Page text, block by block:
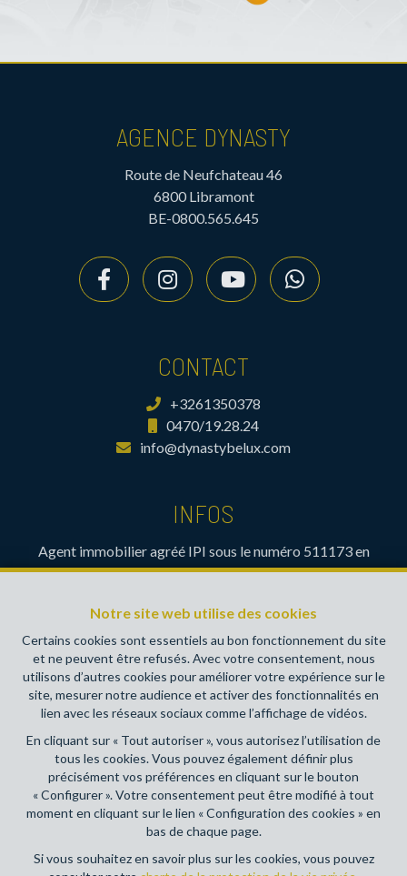
Notre site web utilise des cookies
Certains cookies sont essentiels au bon fonctionnement du site
et ne peuvent être refusés. Avec votre consentement, nous
utilisons d’autres cookies pour améliorer votre expérience sur le
site, mesurer notre audience et activer des fonctionnalités en
lien avec les réseaux sociaux comme l’affichage de vidéos.
En cliquant sur « Tout autoriser », vous autorisez l’utilisation de
tous les cookies. Vous pouvez également définir plus
précisément vos préférences en cliquant sur le bouton
« Configurer ». Votre consentement peut être modifié à tout
moment en cliquant sur le lien « Configuration des cookies » en
bas de chaque page.
Si vous souhaitez en savoir plus sur les cookies, vous pouvez
AGENCE DYNASTY
Route de Neufchateau 46
6800 Libramont
BE-0800.565.645
CONTACT
+3261350378
0470/19.28.24
info@dynastybelux.com
INFOS
Agent immobilier agréé IPI sous le numéro 511173 en
Belgique- Instance de contrôle: Institut professionnel des
(+32 2 505 38 50 - info@ipi.be) - Soumis au
déontologique de l’ IPI
RC professionnelle et cautionnement via AXA Belgium SA,
Place du Trône 1, 1000 Bruxelles – police n° 730390160.
Couverture valable pour les activités réalisées en Belgique
Conditions générales d'utilisation du site
Charte de la protection de la vie privée
Configuration des cookies